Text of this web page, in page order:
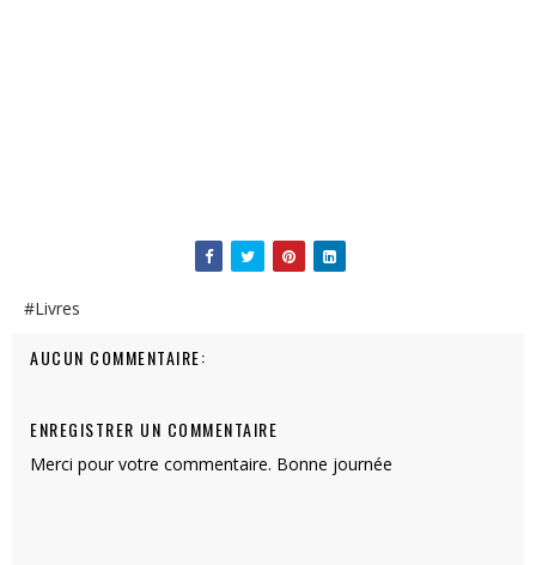
#Livres
AUCUN COMMENTAIRE:
ENREGISTRER UN COMMENTAIRE
Merci pour votre commentaire. Bonne journée